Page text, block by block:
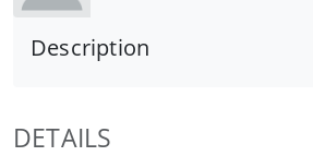
Description
DETAILS